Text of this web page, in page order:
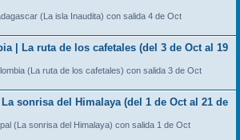
(La isla Inaudita) con salida 4 de Oct
| La ruta de los cafetales (del 3 de Oct al 19
(La ruta de los cafetales) con salida 3 de Oct
sonrisa del Himalaya (del 1 de Oct al 21 de
(La sonrisa del Himalaya) con salida 1 de Oct